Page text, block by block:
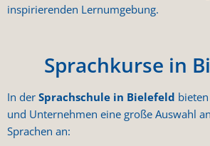
inspirierenden Lernumgebung.
Sprachkurse in
In derSprachschule in Bielefeld
und Unternehmen eine große Auswahl
Sprachen an: